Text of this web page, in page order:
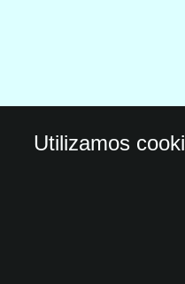
Utilizamos